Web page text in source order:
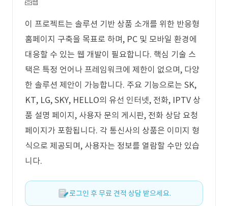
웹
이 프로젝트는 솔루션 기반 상품 소개를 위한 반응형
홈페이지 구축을 목표로 하며, PC 및 모바일 환경에
대응할 수 있는 웹 개발이 필요합니다. 핵심 기술 스
택은 특정 언어나 프레임워크에 제한이 없으며, 다양
한 솔루션 제안이 가능합니다. 주요 기능으로는 SK,
KT, LG, SKY, HELLO의 유선 인터넷, 전화, IPTV 상
품 설명 페이지, 사용자 문의 게시판, 전화 상담 요청
페이지가 포함됩니다. 각 통신사의 상품은 이미지 형
식으로 제공되며, 사용자는 정보를 열람할 수만 있습
니다.
로그인 후 무료 견적 상담 받으세요.